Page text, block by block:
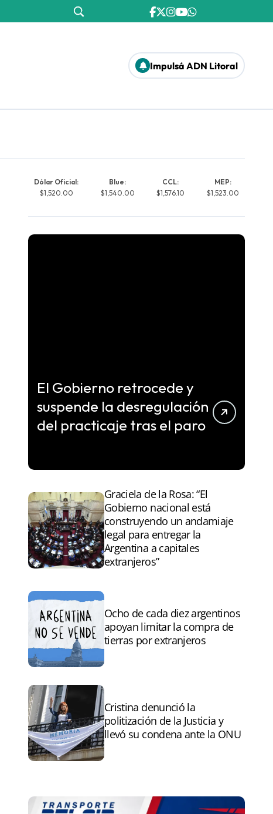
Impulsá ADN Litoral
Dólar Oficial:
$1,520.00
Blue:
$1,540.00
CCL:
$1,576.10
MEP:
$1,523.00
El Gobierno retrocede y
suspende la desregulación
del practicaje tras el paro
Graciela de la Rosa: “El
Gobierno nacional está
construyendo un andamiaje
legal para entregar la
Argentina a capitales
extranjeros”
Ocho de cada diez argentinos
apoyan limitar la compra de
tierras por extranjeros
Cristina denunció la
politización de la Justicia y
llevó su condena ante la ONU